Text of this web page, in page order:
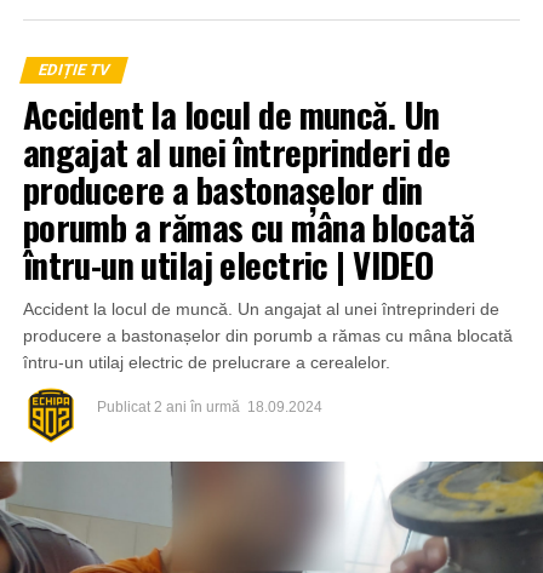
EDIȚIE TV
Accident la locul de muncă. Un
angajat al unei întreprinderi de
producere a bastonașelor din
porumb a rămas cu mâna blocată
întru-un utilaj electric | VIDEO
Accident la locul de muncă. Un angajat al unei întreprinderi de
producere a bastonașelor din porumb a rămas cu mâna blocată
întru-un utilaj electric de prelucrare a cerealelor.
Publicat 2 ani în urmă 18.09.2024